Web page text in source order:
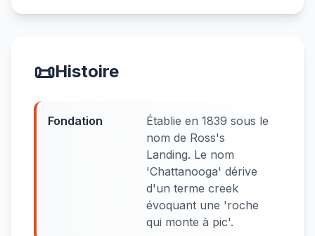
📜Histoire
Fondation
Établie en 1839 sous le
nom de Ross's
Landing. Le nom
'Chattanooga' dérive
d'un terme creek
évoquant une 'roche
qui monte à pic'.